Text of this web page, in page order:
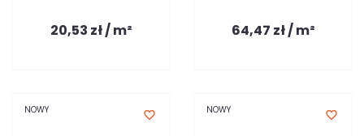
20,53 zł / m²
64,47 zł / m²
NOWY favorite_border NOWY favorite_border